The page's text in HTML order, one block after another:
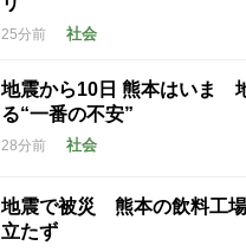
25分前 社会
地震から10日 熊本はいま
る“一番の不安”
28分前 社会
地震で被災 熊本の飲料工
立たず